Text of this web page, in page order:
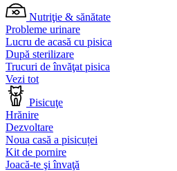
Nutriţie & sănătate
Probleme urinare
Lucru de acasă cu pisica
După sterilizare
Trucuri de învăţat pisica
Vezi tot
Pisicuţe
Hrănire
Dezvoltare
Noua casă a pisicuței
Kit de pornire
Joacă-te şi învaţă